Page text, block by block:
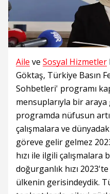
Aile ve Sosyal Hizmetler
Göktaş, Türkiye Basın
Sohbetleri' programı
mensuplarıyla bir
programda nüfusun
çalışmalara ve
göreve gelir gelmez
hızı ile ilgili çalışmalara
doğurganlık hızı
ülkenin gerisindeydik.